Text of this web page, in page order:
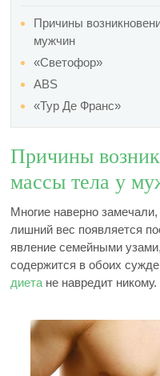
Причины
мужчин
«Светофор»
ABS
«Тур Де Франс»
Причины
массы тела у
Многие наверно
лишний вес появляется
явление семейными
содержится в обоих
диета не навредит никому.